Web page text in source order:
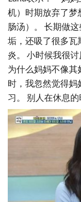
机）时期放弃了梦
肠汤）。 长期做
垢，还吸了很多瓦
炎。 小时候我很
为什么妈妈不像其
时，我忽然觉得
习。 别人在休息